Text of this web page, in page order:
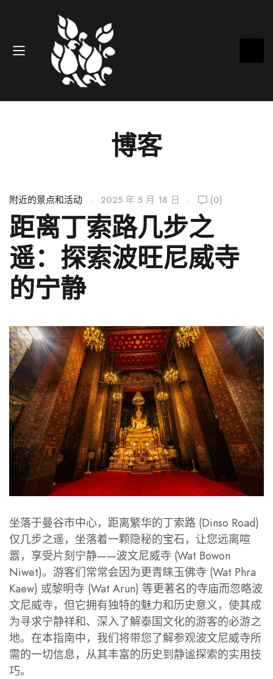
博客
附近的景点和活动 2025 年 5 月 18 日 (0)
距离丁索路几步之
遥：探索波旺尼威寺
的宁静
坐落于曼谷市中心，距离繁华的丁索路 (Dinso Road)
仅几步之遥，坐落着一颗隐秘的宝石，让您远离喧
嚣，享受片刻宁静——波文尼威寺 (Wat Bowon
Niwet)。游客们常常会因为更青睐玉佛寺 (Wat Phra
Kaew) 或黎明寺 (Wat Arun) 等更著名的寺庙而忽略波
文尼威寺，但它拥有独特的魅力和历史意义，使其成
为寻求宁静祥和、深入了解泰国文化的游客的必游之
地。在本指南中，我们将带您了解参观波文尼威寺所
需的一切信息，从其丰富的历史到静谧探索的实用技
巧。